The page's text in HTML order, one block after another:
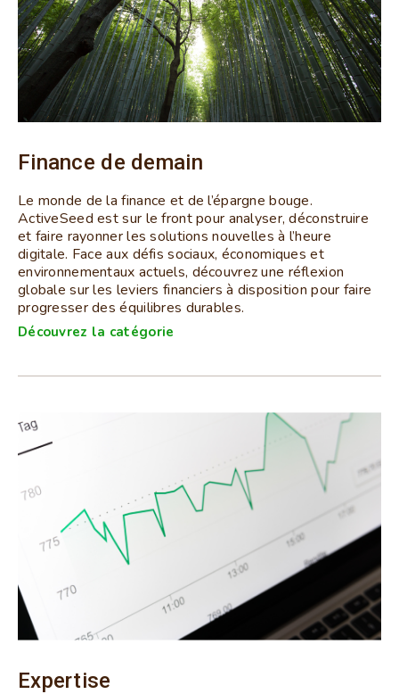
Finance de demain
Le monde de la finance et de l’épargne bouge.
ActiveSeed est sur le front pour analyser, déconstruire
et faire rayonner les solutions nouvelles à l’heure
digitale. Face aux défis sociaux, économiques et
environnementaux actuels, découvrez une réflexion
globale sur les leviers financiers à disposition pour faire
progresser des équilibres durables.
Découvrez la catégorie
Expertise